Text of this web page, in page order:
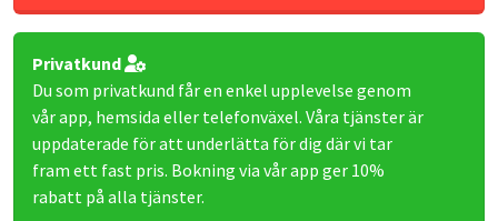
Privatkund
Du som privatkund får en enkel upplevelse genom
vår app, hemsida eller telefonväxel. Våra tjänster är
uppdaterade för att underlätta för dig där vi tar
fram ett fast pris. Bokning via vår app ger 10%
rabatt på alla tjänster.